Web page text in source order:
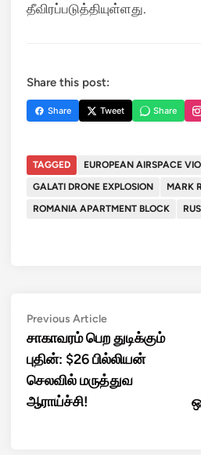
தீவிரப்படுத்தியுள்ளது.
Share this post:
Share Tweet Share
TAGGED
EUROPEAN AIRSPACE
GALATI DRONE EXPLOSION
MARK
ROMANIA APARTMENT BLOCK
Post
navigation
Previous ArticlePrevious
article:
சாகாவரம் பெற துடிக்கும்
புதின்: $26 பில்லியன்
செலவில் மருத்துவ
ஆராய்ச்சி!